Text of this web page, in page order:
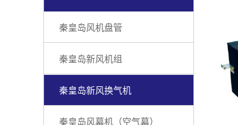
秦皇岛风机盘管
秦皇岛新风机组
秦皇岛新风换气机
秦皇岛风幕机（空气幕）